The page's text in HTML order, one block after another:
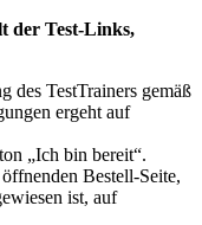
der Test-Links,
des TestTrainers gemäß
ergeht auf
„Ich bin bereit“.
Bestell-Seite,
ist, auf